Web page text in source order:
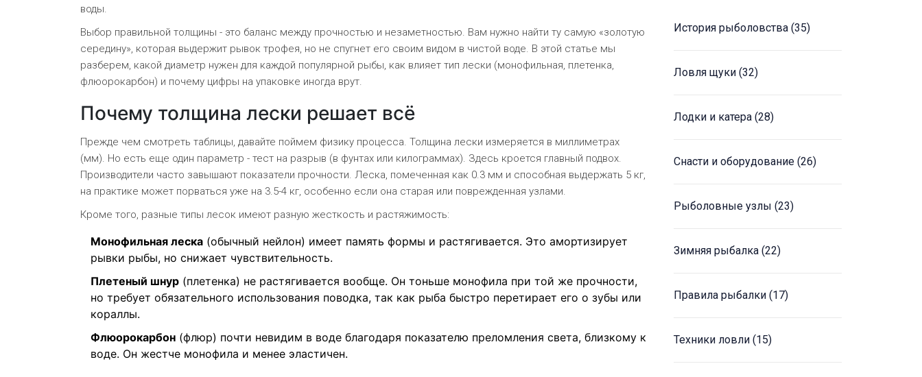
воды.
Выбор правильной толщины - это баланс между прочностью и незаметностью. Вам нужно найти ту самую «золотую
середину», которая выдержит рывок трофея, но не спугнет его своим видом в чистой воде. В этой статье мы
разберем, какой диаметр нужен для каждой популярной рыбы, как влияет тип лески (монофильная, плетенка,
флюорокарбон) и почему цифры на упаковке иногда врут.
Почему толщина лески решает всё
Прежде чем смотреть таблицы, давайте поймем физику процесса. Толщина лески измеряется в миллиметрах
(мм). Но есть еще один параметр - тест на разрыв (в фунтах или килограммах). Здесь кроется главный подвох.
Производители часто завышают показатели прочности. Леска, помеченная как 0.3 мм и способная выдержать 5 кг,
на практике может порваться уже на 3.5-4 кг, особенно если она старая или поврежденная узлами.
Кроме того, разные типы лесок имеют разную жесткость и растяжимость:
Монофильная леска (обычный нейлон) имеет память формы и растягивается. Это амортизирует
рывки рыбы, но снижает чувствительность.
Плетеный шнур (плетенка) не растягивается вообще. Он тоньше монофила при той же прочности,
но требует обязательного использования поводка, так как рыба быстро перетирает его о зубы или
кораллы.
Флюорокарбон (флюр) почти невидим в воде благодаря показателю преломления света, близкому к
воде. Он жестче монофила и менее эластичен.
История рыболовства (35)
Ловля щуки (32)
Лодки и катера (28)
Снасти и оборудование (26)
Рыболовные узлы (23)
Зимняя рыбалка (22)
Правила рыбалки (17)
Техники ловли (15)